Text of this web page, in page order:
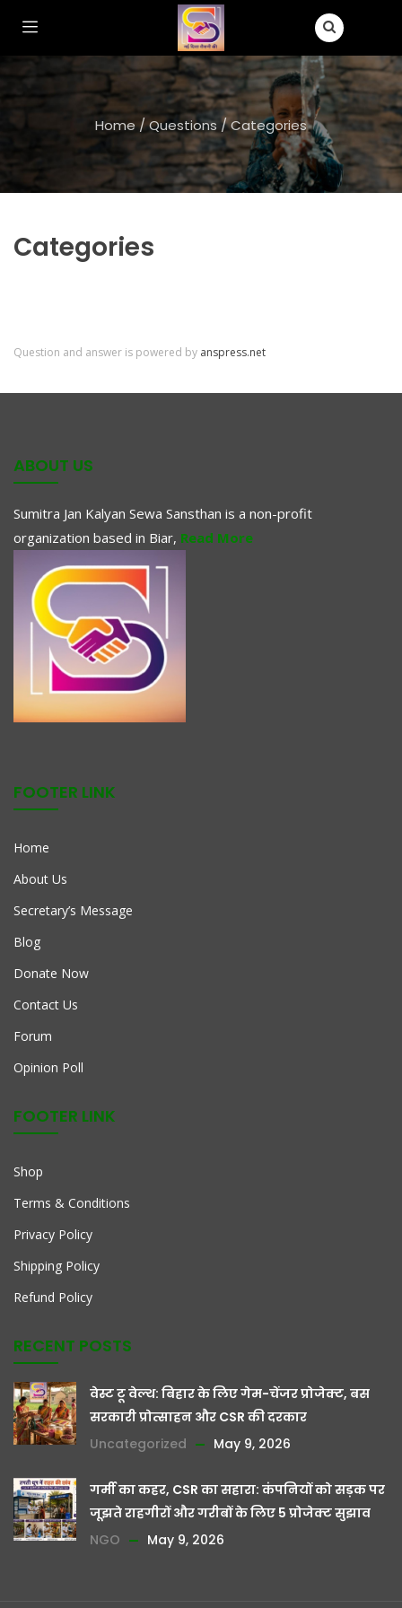
Home/Questions /Categories
Categories
Question and answer is powered by anspress.net
ABOUT US
Sumitra Jan Kalyan Sewa Sansthan is a non-profit
organization based in Biar, Read More
FOOTER LINK
Home
About Us
Secretary’s Message
Blog
Donate Now
Contact Us
Forum
Opinion Poll
FOOTER LINK
Shop
Terms & Conditions
Privacy Policy
Shipping Policy
Refund Policy
RECENT POSTS
वेस्ट टू वेल्थ: बिहार के लिए गेम-चेंजर प्रोजेक्ट, बस
सरकारी प्रोत्साहन और CSR की दरकार
Uncategorized
May 9, 2026
गर्मी का कहर, CSR का सहारा: कंपनियों को सड़क पर
जूझते राहगीरों और गरीबों के लिए 5 प्रोजेक्ट सुझाव
NGO
May 9, 2026